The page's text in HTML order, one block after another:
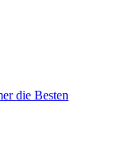
die Besten